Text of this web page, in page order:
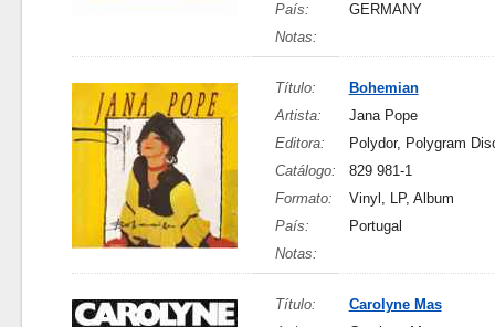
País:
GERMANY
Notas:
Título:
Bohemian
Artista:
Jana Pope
Editora:
Polydor, Polygram
Catálogo:
829 981-1
Formato:
Vinyl, LP, Album
País:
Portugal
Notas:
Título:
Carolyne Mas